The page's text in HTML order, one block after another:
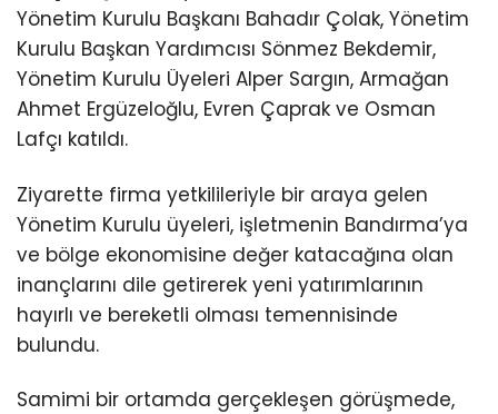
Yönetim Kurulu Başkanı Bahadır Çolak, Yönetim
Kurulu Başkan Yardımcısı Sönmez Bekdemir,
Yönetim Kurulu Üyeleri Alper Sargın, Armağan
Ahmet Ergüzeloğlu, Evren Çaprak ve Osman
Lafçı katıldı.
Ziyarette firma yetkilileriyle bir araya gelen
Yönetim Kurulu üyeleri, işletmenin Bandırma’ya
ve bölge ekonomisine değer katacağına olan
inançlarını dile getirerek yeni yatırımlarının
hayırlı ve bereketli olması temennisinde
bulundu.
Samimi bir ortamda gerçekleşen görüşmede,